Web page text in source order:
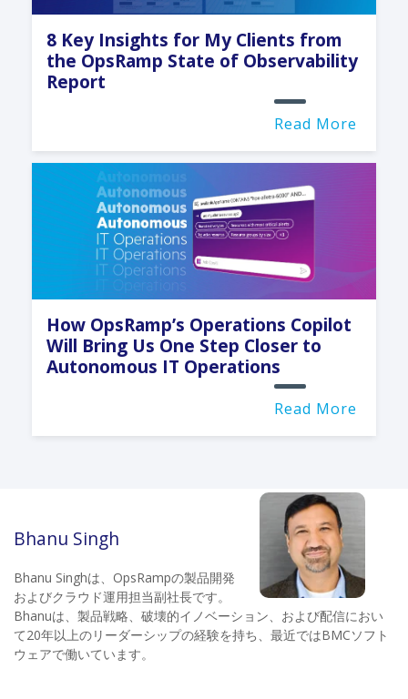
8 Key Insights for My Clients from
the OpsRamp State of Observability
Report
Read More
How OpsRamp’s Operations Copilot
Will Bring Us One Step Closer to
Autonomous IT Operations
Read More
Bhanu Singh
Bhanu Singhは、OpsRampの製品開発
およびクラウド運用担当副社長です。
Bhanuは、製品戦略、破壊的イノベーション、および配信におい
て20年以上のリーダーシップの経験を持ち、最近ではBMCソフト
ウェアで働いています。